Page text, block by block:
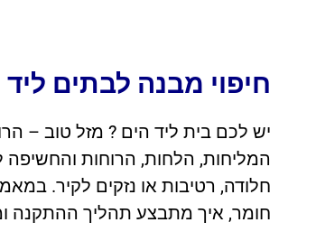
חיפוי מבנה לבתים
יש לכם בית ליד הים ? מזל טוב –
המליחות, הלחות, הרוחות והחשיפה
חלודה, רטיבות או נזקים לקיר.
חומר, איך מתבצע תהליך ההתקנה